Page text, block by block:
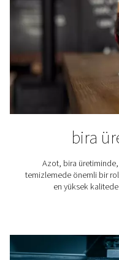
Erimiş
İnert bir gaz